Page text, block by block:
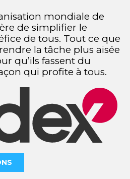
mondiale de
de simplifier le
de tous. Tout ce que
la tâche plus aisée
qu’ils fassent du
qui profite à tous.